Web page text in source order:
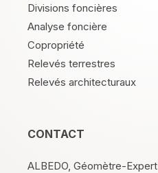
Divisions foncières
Analyse foncière
Copropriété
Relevés terrestres
Relevés architecturaux
CONTACT
ALBEDO, Géomètre-Expert